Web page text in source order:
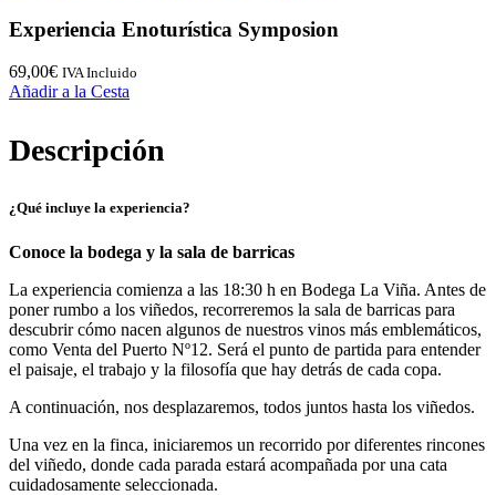
Experiencia Enoturística Symposion
69,00€ IVA Incluido
Añadir a la Cesta
Descripción
¿Qué incluye la experiencia?
Conoce la bodega y la sala de barricas
La experiencia comienza a las 18:30 h en Bodega La Viña. Antes de
poner rumbo a los viñedos, recorreremos la sala de barricas para
descubrir cómo nacen algunos de nuestros vinos más emblemáticos,
como Venta del Puerto Nº12. Será el punto de partida para entender
el paisaje, el trabajo y la filosofía que hay detrás de cada copa.
A continuación, nos desplazaremos, todos juntos hasta los viñedos.
Una vez en la finca, iniciaremos un recorrido por diferentes rincones
del viñedo, donde cada parada estará acompañada por una cata
cuidadosamente seleccionada.